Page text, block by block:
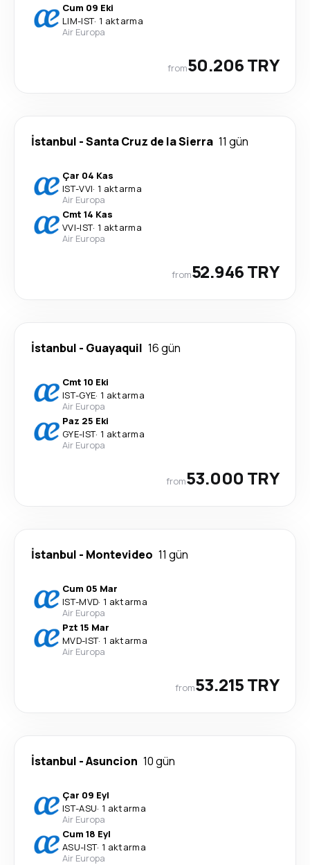
Cum 09 Eki
LIM-IST· 1 aktarma
Air Europa
from50.206 TRY
İstanbul -Santa Cruz de la Sierra 11 gün
Çar 04 Kas
IST-VVI· 1 aktarma
Air Europa
Cmt 14 Kas
VVI-IST· 1 aktarma
Air Europa
from52.946 TRY
İstanbul - Guayaquil 16 gün
Cmt 10 Eki
IST-GYE· 1 aktarma
Air Europa
Paz 25 Eki
GYE-IST· 1 aktarma
Air Europa
from53.000 TRY
İstanbul - Montevideo 11 gün
Cum 05 Mar
IST-MVD· 1 aktarma
Air Europa
Pzt 15 Mar
MVD-IST· 1 aktarma
Air Europa
from53.215 TRY
İstanbul -Asuncion 10 gün
Çar 09 Eyl
IST-ASU· 1 aktarma
Air Europa
Cum 18 Eyl
ASU-IST· 1 aktarma
Air Europa